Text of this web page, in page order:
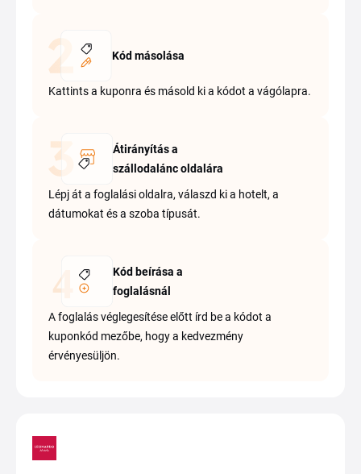
Kód másolása
Kattints a kuponra és másold ki a kódot a vágólapra.
Átirányítás a
szállodalánc oldalára
Lépj át a foglalási oldalra, válaszd ki a hotelt, a
dátumokat és a szoba típusát.
Kód beírása a
foglalásnál
A foglalás véglegesítése előtt írd be a kódot a
kuponkód mezőbe, hogy a kedvezmény
érvényesüljön.